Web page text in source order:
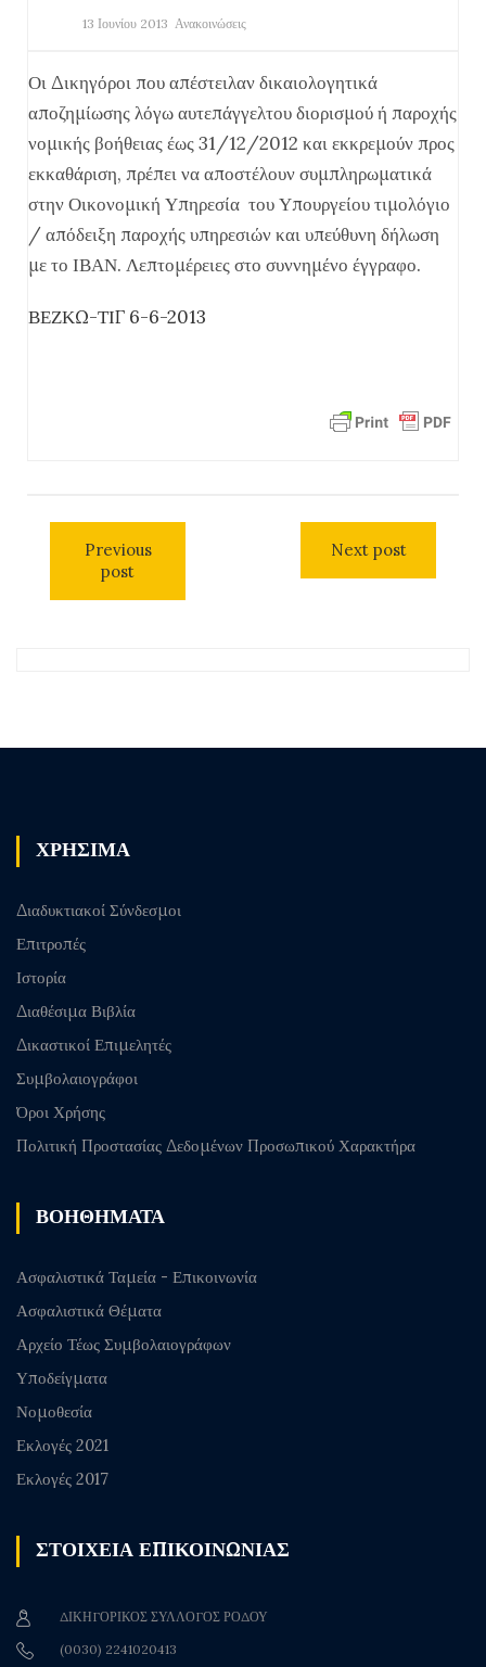
13 Ιουνίου 2013 Ανακοινώσεις
Οι Δικηγόροι που απέστειλαν δικαιολογητικά
αποζημίωσης λόγω αυτεπάγγελτου διορισμού ή παροχής
νομικής βοήθειας έως 31/12/2012 και εκκρεμούν προς
εκκαθάριση, πρέπει να αποστέλουν συμπληρωματικά
στην Οικονομική Υπηρεσία του Υπουργείου τιμολόγιο
/ απόδειξη παροχής υπηρεσιών και υπεύθυνη δήλωση
με το ΙΒΑΝ. Λεπτομέρειες στο συννημένο έγγραφο.
ΒΕΖΚΩ-ΤΙΓ 6-6-2013
Previous
post
Next post
ΧΡΗΣΙΜΑ
Διαδυκτιακοί Σύνδεσμοι
Επιτροπές
Ιστορία
Διαθέσιμα Βιβλία
Δικαστικοί Επιμελητές
Συμβολαιογράφοι
Όροι Χρήσης
Πολιτική Προστασίας Δεδομένων Προσωπικού Χαρακτήρα
ΒΟΗΘΗΜΑΤΑ
Ασφαλιστικά Ταμεία - Επικοινωνία
Ασφαλιστικά Θέματα
Αρχείο Τέως Συμβολαιογράφων
Υποδείγματα
Νομοθεσία
Εκλογές 2021
Εκλογές 2017
ΣΤΟΙΧΕΙΑ ΕΠΙΚΟΙΝΩΝΙΑΣ
ΔΙΚΗΓΟΡΙΚΟΣ ΣΥΛΛΟΓΟΣ ΡΟΔΟΥ
(0030) 2241020413